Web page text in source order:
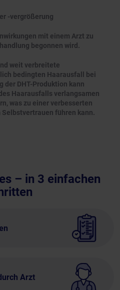
-vergrößerung
mit einem Arzt zu
begonnen wird.
weit verbreitete
bedingten Haarausfall bei
der DHT-Produktion kann
Haarausfalls verlangsamen
was zu einer verbesserten
führen kann.
– in 3 einfachen
Arzt